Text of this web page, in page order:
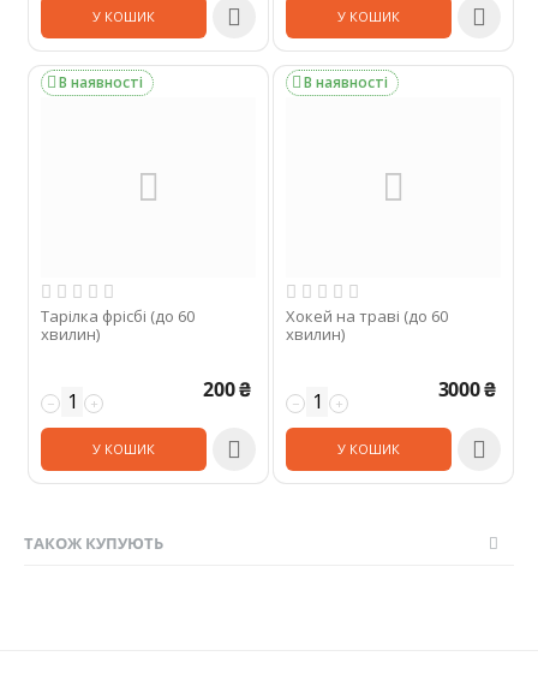
У КОШИК  У КОШИК 
В наявності

Тарілка фрісбі (до 60
хвилин)
+
−
200₴
У КОШИК 
В наявності

Хокей на траві (до 60
хвилин)
+
−
3000₴
У КОШИК 
ТАКОЖ КУПУЮТЬ